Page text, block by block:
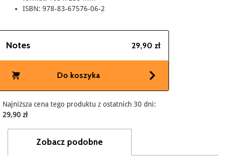
ISBN: 978-83-67576-06-2
Notes 29,90 zł
Do koszyka
Najniższa cena tego produktu z ostatnich 30 dni:
29,90 zł
Zobacz podobne